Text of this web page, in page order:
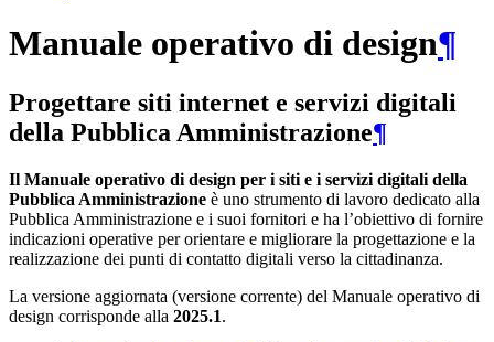
Manuale operativo di design¶
Progettare siti internet e servizi digitali
della Pubblica Amministrazione¶
Il Manuale operativo di design per i siti e i servizi digitali della
Pubblica Amministrazione è uno strumento di lavoro dedicato alla
Pubblica Amministrazione e i suoi fornitori e ha l’obiettivo di fornire
indicazioni operative per orientare e migliorare la progettazione e la
realizzazione dei punti di contatto digitali verso la cittadinanza.
La versione aggiornata (versione corrente) del Manuale operativo di
design corrisponde alla 2025.1.